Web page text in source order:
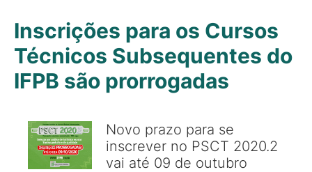
Inscrições para os Cursos
Técnicos Subsequentes do
IFPB são prorrogadas
Novo prazo para se
inscrever no PSCT 2020.2
vai até 09 de outubro